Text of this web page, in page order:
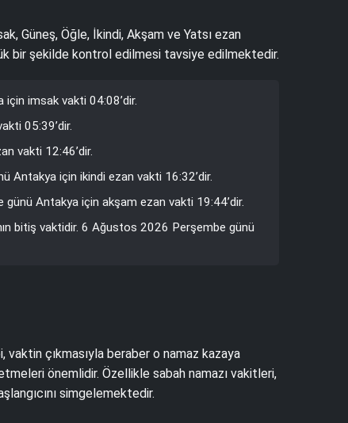
Güneş, Öğle, İkindi, Akşam ve Yatsı ezan
bir şekilde kontrol edilmesi tavsiye edilmektedir.
imsak vakti 04:08’dir.
05:39’dir.
vakti 12:46’dir.
Antakya için ikindi ezan vakti 16:32’dir.
Antakya için akşam ezan vakti 19:44’dir.
bitiş vaktidir. 6 Ağustos 2026 Perşembe günü
çıkmasıyla beraber o namaz kazaya
önemlidir. Özellikle sabah namazı vakitleri,
simgelemektedir.